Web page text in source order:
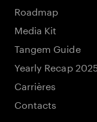
Roadmap
Media Kit
Tangem Guide
Yearly Recap
Carrières
Contacts